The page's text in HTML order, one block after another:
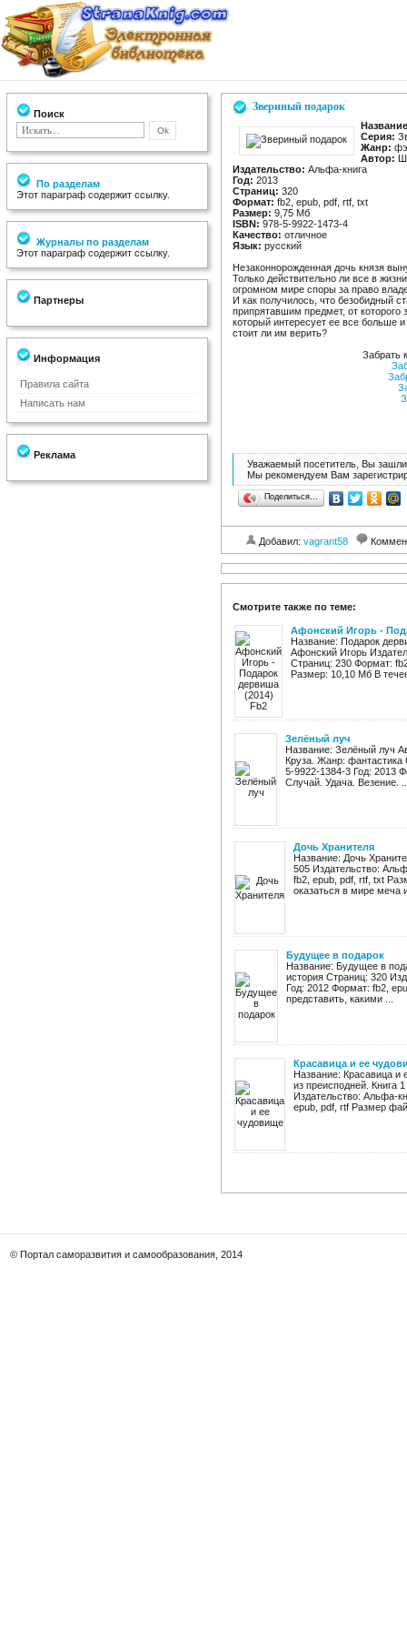
Поиск
По разделам
Этот параграф содержит ссылку.
Журналы по разделам
Этот параграф содержит ссылку.
Партнеры
Информация
Правила сайта
Написать нам
Реклама
Звериный подарок
Серия:
Жанр:
Автор:
Издательство: Альфа-книга
Год: 2013
Страниц: 320
Формат: fb2, epub, pdf, rtf, txt
Размер: 9,75 Мб
ISBN: 978-5-9922-1473-4
Качество: отличное
Язык: русский
Незаконнорожденная дочь князя
Только действительно ли все в
огромном мире споры за право
И как получилось, что безобидный
припрятавшим предмет, от
который интересует ее все больше
стоит ли им верить?
Забрать
Уважаемый посетитель, Вы зашли
Мы рекомендуем Вам
Поделиться…
Добавил: vagrant58
Смотрите также по теме:
Афонский Игорь -
Название: Подарок
Афонский Игорь
Страниц: 230 Формат:
Размер: 10,10 Мб В
Зелёный луч
Название: Зелёный луч
Круза. Жанр: фантастика
5-9922-1384-3 Год: 2013
Случай. Удача. Везение.
Дочь Хранителя
Название: Дочь
505 Издательство:
fb2, epub, pdf, rtf, txt
оказаться в мире меча
Будущее в подарок
Название: Будущее в
история Страниц: 320
Год: 2012 Формат: fb2,
представить, какими ...
Красавица и ее
Название: Красавица и
из преисподней. Книга
Издательство: Альфа-
epub, pdf, rtf Размер
© Портал саморазвития и самообразования, 2014